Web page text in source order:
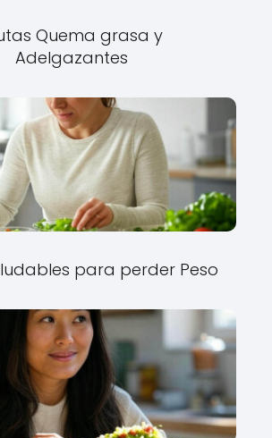
Quema grasa y
Adelgazantes
para perder Peso